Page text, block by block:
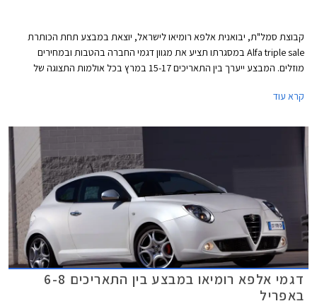
קבוצת סמל"ת, יבואנית אלפא רומיאו לישראל, יוצאת במבצע תחת הכותרת
Alfa triple sale במסגרתו תציע את מגוון דגמי החברה בהטבות ובמחירים
מוזלים. המבצע ייערך בין התאריכים 15-17 במרץ בכל אולמות התצוגה של
קרא עוד
דגמי אלפא רומיאו במבצע בין התאריכים 6-8
באפריל